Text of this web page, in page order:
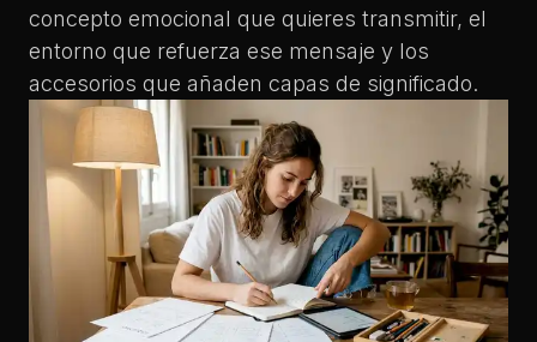
concepto emocional que quieres transmitir, el
entorno que refuerza ese mensaje y los
accesorios que añaden capas de significado.